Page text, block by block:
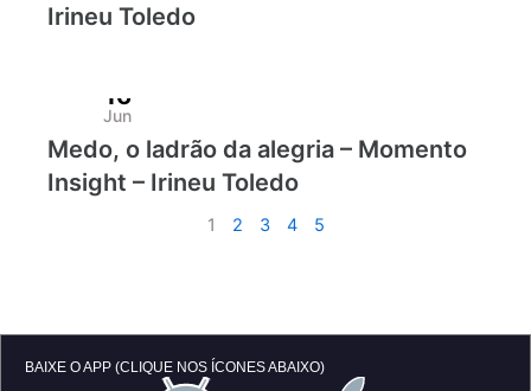
Irineu Toledo
16
Jun
Medo, o ladrão da alegria – Momento
Insight – Irineu Toledo
1 2 3 4 5
BAIXE O APP (CLIQUE NOS ÍCONES ABAIXO)